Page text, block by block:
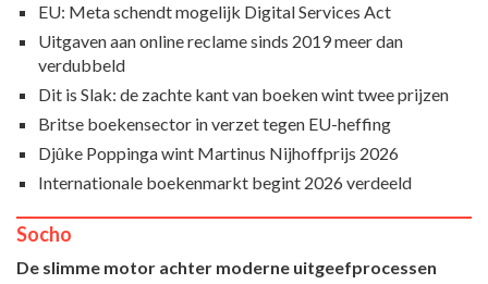
EU: Meta schendt mogelijk Digital Services Act
Uitgaven aan online reclame sinds 2019 meer dan
verdubbeld
Dit is Slak: de zachte kant van boeken wint twee prijzen
Britse boekensector in verzet tegen EU-heffing
Djûke Poppinga wint Martinus Nijhoffprijs 2026
Internationale boekenmarkt begint 2026 verdeeld
Socho
De slimme motor achter moderne uitgeefprocessen